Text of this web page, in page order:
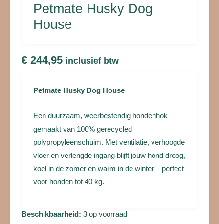
Petmate Husky Dog
House
€ 244,95 inclusief btw
Petmate Husky Dog House
Een duurzaam, weerbestendig hondenhok
gemaakt van 100% gerecycled
polypropyleenschuim. Met ventilatie, verhoogde
vloer en verlengde ingang blijft jouw hond droog,
koel in de zomer en warm in de winter – perfect
voor honden tot 40 kg.
Beschikbaarheid: 3 op voorraad